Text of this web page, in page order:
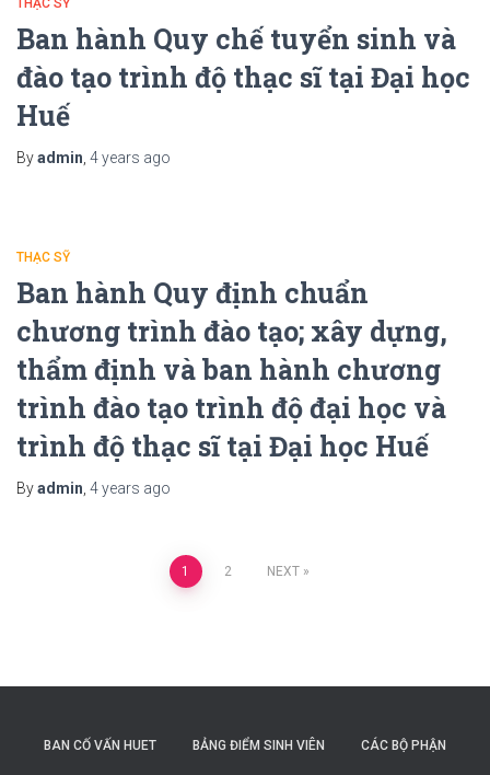
THẠC SỸ
Ban hành Quy chế tuyển sinh và
đào tạo trình độ thạc sĩ tại Đại học
Huế
Byadmin 4 years ago
THẠC SỸ
Ban hành Quy định chuẩn
chương trình đào tạo; xây dựng,
thẩm định và ban hành chương
trình đào tạo trình độ đại học và
trình độ thạc sĩ tại Đại học Huế
Byadmin 4 years ago
1 2 NEXT
BAN CỐ VẤN HUET BẢNG ĐIỂM SINH VIÊN CÁC BỘ PHẬN